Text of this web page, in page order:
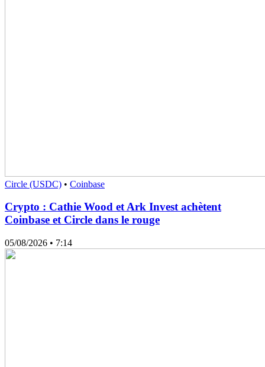
Circle (USDC) • Coinbase
Crypto : Cathie Wood et Ark Invest achètent
Coinbase et Circle dans le rouge
05/08/2026 • 7:14